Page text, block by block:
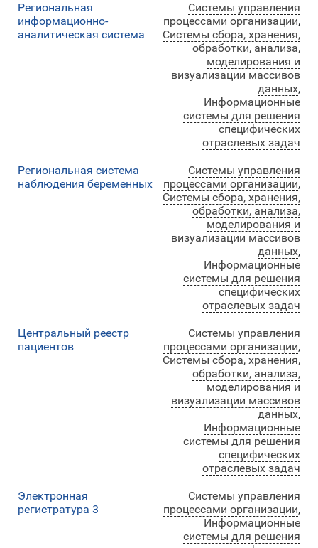
Региональная
информационно-
аналитическая система
Системы управления
процессами организации,
Системы сбора, хранения,
обработки, анализа,
моделирования и
визуализации массивов
данных,
Информационные
системы для решения
специфических
отраслевых задач
Региональная система
наблюдения беременных
Системы управления
процессами организации,
Системы сбора, хранения,
обработки, анализа,
моделирования и
визуализации массивов
данных,
Информационные
системы для решения
специфических
отраслевых задач
Центральный реестр
пациентов
Системы управления
процессами организации,
Системы сбора, хранения,
обработки, анализа,
моделирования и
визуализации массивов
данных,
Информационные
системы для решения
специфических
отраслевых задач
Электронная
регистратура 3
Системы управления
процессами организации,
Информационные
системы для решения